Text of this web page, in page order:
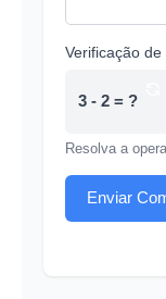
Verificação
3 - 2 = ?
Resolva a
Enviar